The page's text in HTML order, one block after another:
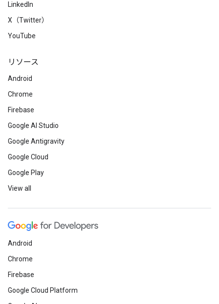
LinkedIn
X（Twitter）
YouTube
リソース
Android
Chrome
Firebase
Google AI Studio
Google Antigravity
Google Cloud
Google Play
View all
Android
Chrome
Firebase
Google Cloud Platform